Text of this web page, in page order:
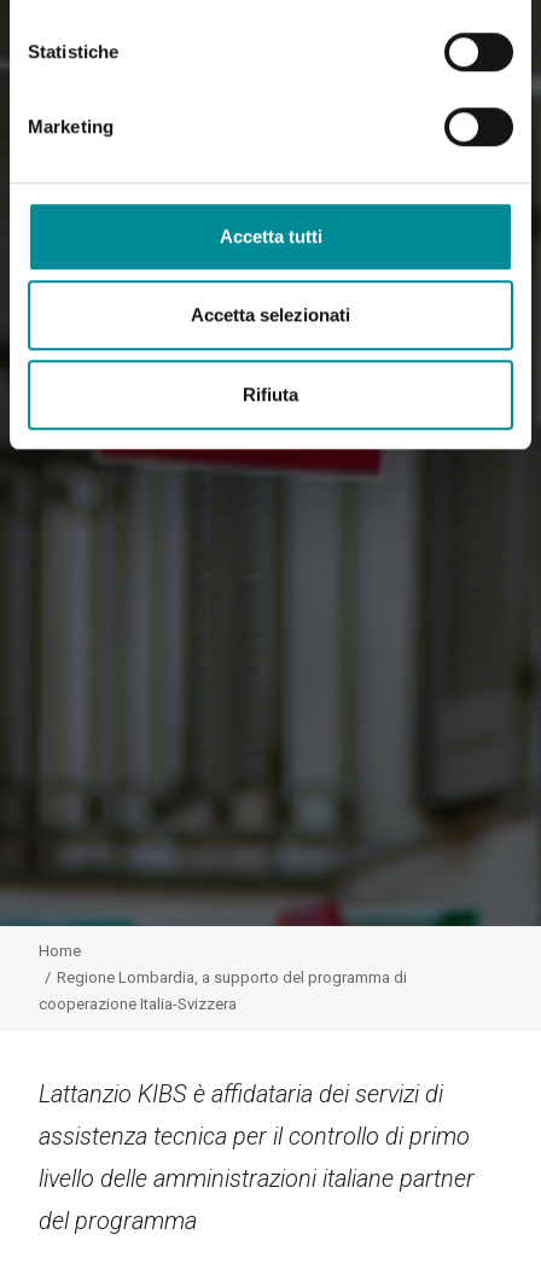
Statistiche
Marketing
Accetta tutti
Accetta selezionati
Rifiuta
Home
Regione Lombardia, a supporto del programma di
cooperazione Italia-Svizzera
Lattanzio KIBS è affidataria dei servizi di
assistenza tecnica per il controllo di primo
livello delle amministrazioni italiane partner
del programma